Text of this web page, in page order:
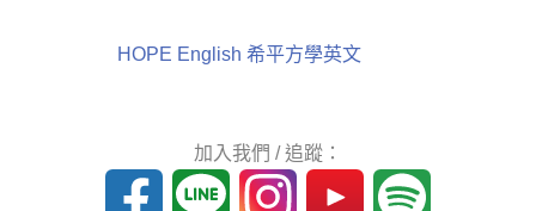
HOPE English 希平方學英文
加入我們 / 追蹤：